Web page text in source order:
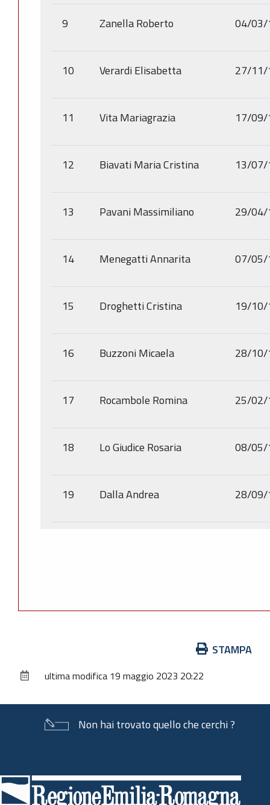
9 Zanella Roberto 04/03/
10 Verardi Elisabetta 27/
11 Vita Mariagrazia 17/
12 Biavati Maria Cristina 13/
13 Pavani Massimiliano 29/
14 Menegatti Annarita 07/05/
15 Droghetti Cristina 19/
16 Buzzoni Micaela 28/
17 Rocambole Romina 25/
18 Lo Giudice Rosaria 08/05/
19 Dalla Andrea 28/
documento
STAMPA
ultima modifica 19 maggio 2023 20:22
Non hai trovato quello che cerchi ?
di
pagina